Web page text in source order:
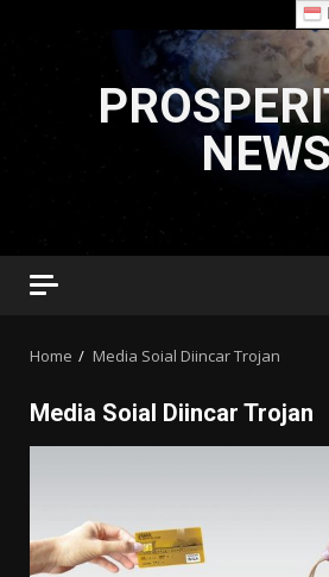
NEWS
Home Media Soial Diincar Trojan
Media Soial Diincar Trojan